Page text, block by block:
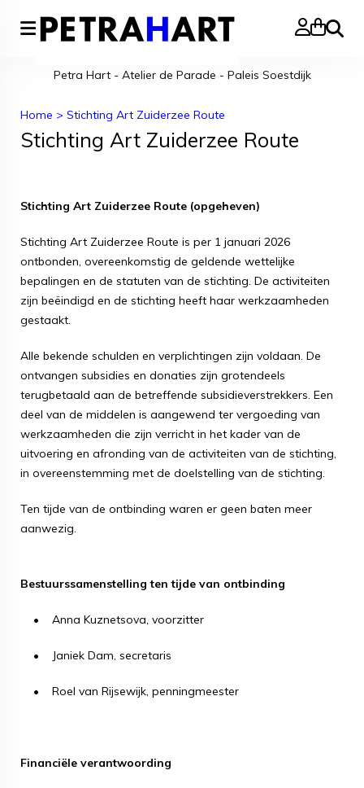
Zoeken
Petra Hart - Atelier de Parade - Paleis Soestdijk
Home > Stichting Art Zuiderzee Route
Stichting Art Zuiderzee Route
Stichting Art Zuiderzee Route (opgeheven)
Stichting Art Zuiderzee Route is per 1 januari 2026
ontbonden, overeenkomstig de geldende wettelijke
bepalingen en de statuten van de stichting. De activiteiten
zijn beëindigd en de stichting heeft haar werkzaamheden
gestaakt.
Alle bekende schulden en verplichtingen zijn voldaan. De
ontvangen subsidies en donaties zijn grotendeels
terugbetaald aan de betreffende subsidieverstrekkers. Een
deel van de middelen is aangewend ter vergoeding van
werkzaamheden die zijn verricht in het kader van de
uitvoering en afronding van de activiteiten van de stichting,
in overeenstemming met de doelstelling van de stichting.
Ten tijde van de ontbinding waren er geen baten meer
aanwezig.
Bestuurssamenstelling ten tijde van ontbinding
• Anna Kuznetsova, voorzitter
• Janiek Dam, secretaris
• Roel van Rijsewijk, penningmeester
Financiële verantwoording